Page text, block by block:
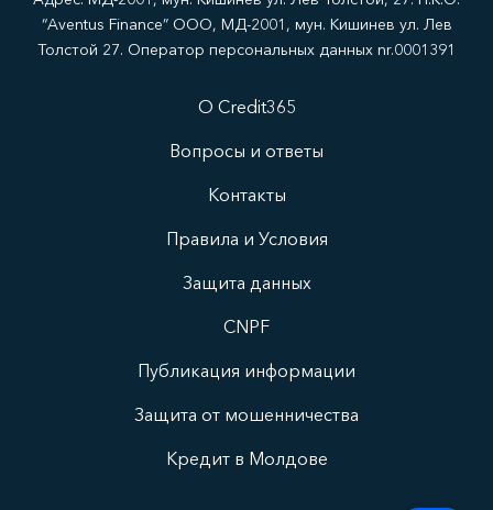
“Aventus Finance” ООО, МД-2001, мун. Кишинев ул. Лев
Толстой 27. Оператор персональных данных nr.0001391
О Credit365
Вопросы и ответы
Контакты
Правила и Условия
Защита данных
CNPF
Публикация информации
Защита от мошенничества
Кредит в Молдове